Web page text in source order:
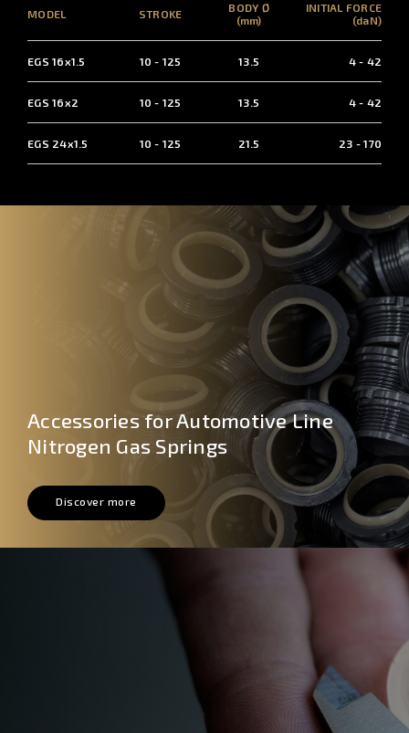
MODEL STROKE
BODY Ø
(mm)
INITIAL FORCE
(daN)
EGS 16x1.5 10 - 125 13.5 4 - 42
EGS 16x2 10 - 125 13.5 4 - 42
EGS 24x1.5 10 - 125 21.5 23 - 170
Accessories for Automotive Line
Nitrogen Gas Springs
Discover more